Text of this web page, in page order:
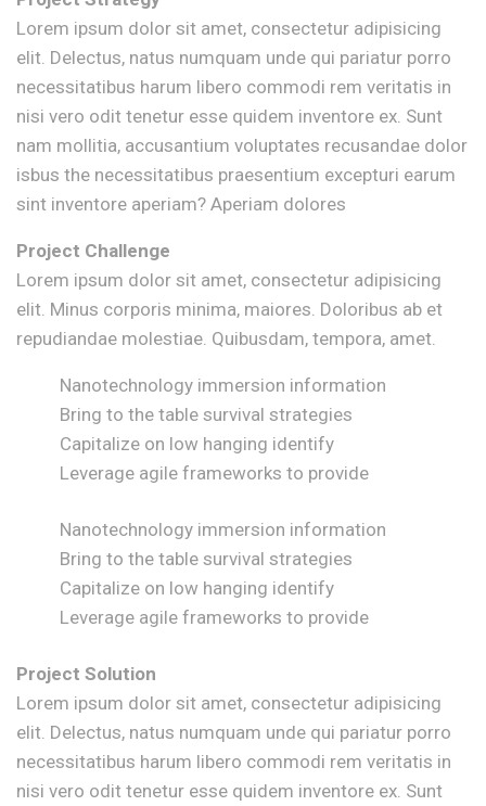
Lorem ipsum dolor sit amet, consectetur adipisicing
elit. Delectus, natus numquam unde qui pariatur porro
necessitatibus harum libero commodi rem veritatis in
nisi vero odit tenetur esse quidem inventore ex. Sunt
nam mollitia, accusantium voluptates recusandae dolor
isbus the necessitatibus praesentium excepturi earum
sint inventore aperiam? Aperiam dolores
Project Challenge
Lorem ipsum dolor sit amet, consectetur adipisicing
elit. Minus corporis minima, maiores. Doloribus ab et
repudiandae molestiae. Quibusdam, tempora, amet.
Nanotechnology immersion information
Bring to the table survival strategies
Capitalize on low hanging identify
Leverage agile frameworks to provide
Nanotechnology immersion information
Bring to the table survival strategies
Capitalize on low hanging identify
Leverage agile frameworks to provide
Project Solution
Lorem ipsum dolor sit amet, consectetur adipisicing
elit. Delectus, natus numquam unde qui pariatur porro
necessitatibus harum libero commodi rem veritatis in
nisi vero odit tenetur esse quidem inventore ex. Sunt